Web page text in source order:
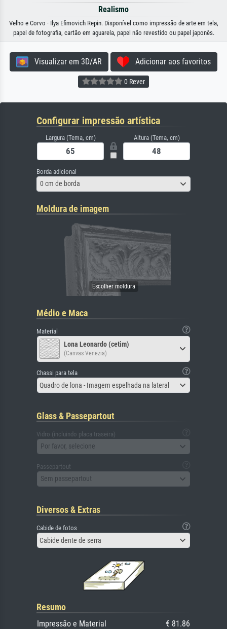
Realismo
Velho e Corvo · Ilya Efimovich Repin. Disponível como impressão de arte em tela,
papel de fotografia, cartão em aguarela, papel não revestido ou papel japonês.
Visualizar em 3D/AR Adicionar aos favoritos
0 Rever
Configurar impressão artística
Largura (Tema, cm) Altura (Tema, cm)
Borda adicional
0 cm de borda
Moldura de imagem
Médio e Maca
Material
Lona Leonardo (cetim)
(Canvas Venezia)
Chassi para tela
Quadro de lona - Imagem espelhada na lateral
Glass & Passepartout
Vidro (incluindo placa traseira)
Por favor, selecione
Passepartout
Sem passepartout
Diversos & Extras
Cabide de fotos
Cabide dente de serra
Resumo
Impressão e Material
€ 81.86